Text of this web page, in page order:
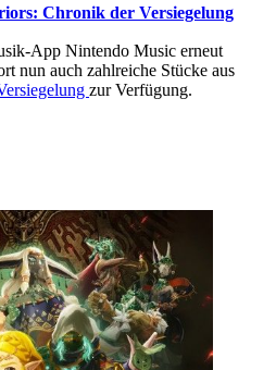
Chronik der Versiegelung
App Nintendo Music erneut
nun auch zahlreiche Stücke aus
zur Verfügung.